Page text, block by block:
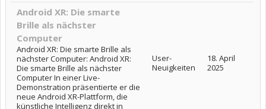
Android XR: Die smarte
Brille als nächster
Computer
Android XR: Die smarte Brille als
nächster Computer: Android XR:
Die smarte Brille als nächster
Computer In einer Live-
Demonstration präsentierte er die
neue Android XR-Plattform, die
künstliche Intelligenz direkt in
User-
Neuigkeiten
18. April
2025